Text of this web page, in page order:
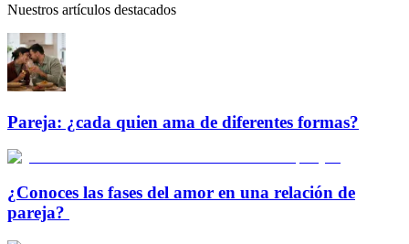
Nuestros artículos destacados
Pareja: ¿cada quien ama de diferentes formas?
¿Conoces las fases del amor en una relación de
pareja?